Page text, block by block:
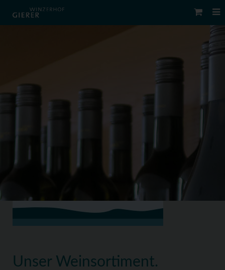
Unser Weinsortiment.